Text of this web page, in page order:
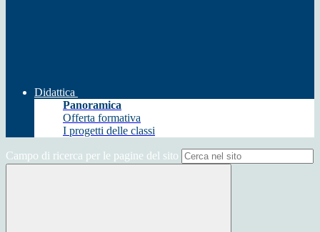
Didattica
Panoramica
Offerta formativa
I progetti delle classi
Campo di ricerca per le pagine del sito